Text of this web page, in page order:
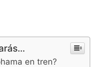
en tren?